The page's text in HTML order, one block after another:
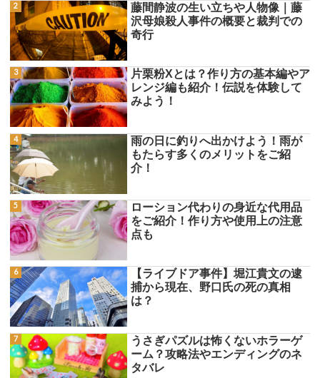
藤間静波の生い立ちや人物像｜藤
沢母娘殺人事件の概要と裁判での
奇行
片栗粉Xとは？作り方の基本編やア
レンジ編も紹介！伝説を体験して
みよう！
雨の日に釣りへ出かけよう！雨が
もたらす多くのメリットをご紹
介！
ローション代わりの身近な代用品
をご紹介！作り方や使用上の注意
点も
【ライブドア事件】堀江貴文の逮
捕から現在、野口氏の死の真相
は？
うさぎパズルは怖くないホラーゲ
ーム？攻略法やエンディングのネ
タバレ